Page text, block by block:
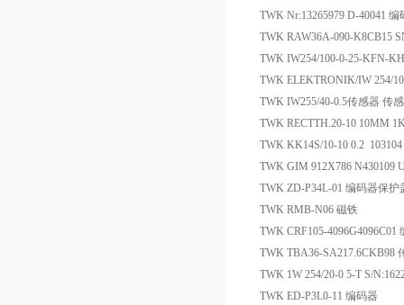
TWK Nr:13265979 D-40041 编
TWK RAW36A-090-K8CB15
TWK IW254/100-0-25-KFN-
TWK ELEKTRONIK/IW 254/
TWK IW255/40-0.5传感器 传
TWK RECTTH.20-10 10MM
TWK KK14S/10-10 0.2
TWK GIM 912X786 N430109
TWK ZD-P34L-01 编码器保护
TWK RMB-N06 磁铁
TWK CRF105-4096G4096C01
TWK TBA36-SA217.6CKB98
TWK 1W 254/20-0 5-T S/
TWK ED-P3L0-11 编码器